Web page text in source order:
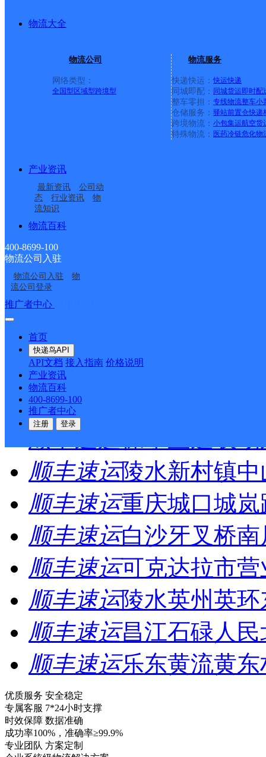
物流大全
物流公司
网络类型：
全国型 区域型跨境型
物流服务
快递快运： 快运快递
同城即配： 同城货运即时配
整车零担： 专线物流整车小
仓储服务： 驿站前置仓快递
跨境物流： 小包集运航空货
特殊物流： 医药冷链危化物
产业资讯
最新资讯
公司动
态
行业资讯
物
流知识
物流百科
400-8699-100
物流公司入驻
物流公司入驻
物
流公司登录
推广者中心
首页
快递鸟API
API文档 接入指南 价格说明
产业资讯
物流百科
400-8699-100
推广者中心
注册 登录
鄂州银龙网点
极兔速递 更多号码地址
银龙管业内极兔速递
首页
<
1
>
尾页
最新网点
圆通速递乐东县
顺丰速运
顺丰速运
顺丰速运陵水新村镇
顺丰速运重庆城口城
顺丰速运白沙牙叉桥
顺丰速运可克达拉市营
顺丰速运陵水英州英
顺丰速运昌江石碌人
顺丰速运乐东黄流黄
优质服务 安全稳定
专属客服 7*24小时支撑
时效保障 数据准确
成功率100%，准确率≥99.9%
专业团队 方案定制